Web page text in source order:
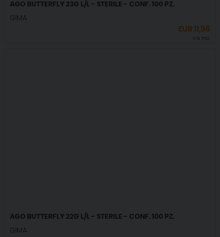
AGO BUTTERFLY 23G L/L - STERILE - CONF. 100 PZ.
GIMA
EUR11,96
IVA incl.
AGO BUTTERFLY 22G L/L - STERILE - CONF. 100 PZ.
GIMA